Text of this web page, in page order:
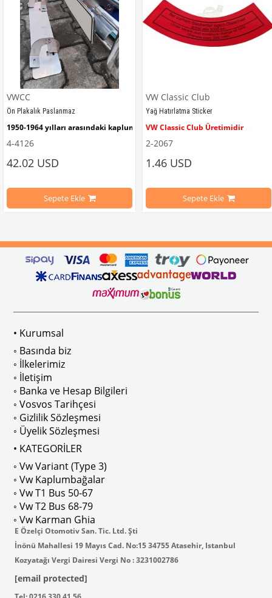
sürüş esnasında doğrudan gelen güneş ışığını keserek görüş
isteyenler için tercih edilir.
Ghia Modelleri İle Uyumludur
: AC711500 / 80500
VWCC
Ön Plakalık Paslanmaz
1950-1964 yılları arasındaki kaplumbağa modelleri ile uyumludur.
VWC Parça No: 4-4126
4-4126
42.02 USD
Sepete Ekle
VW Classic Club
Yağ Hatırlatma Sticker
VW Classic Club Üretimidir
1960-1967 Yılları Arasındaki T1
1968-1979 Yılları Arasındaki T2
2-2067
1.46 USD
Sepete Ekle
• Kurumsal
◦ Basında biz
◦ İlkelerimiz
◦ İletişim
◦ Banka ve Hesap Bilgileri
◦ Vosvos Tarihçesi
◦ Gizlilik Sözleşmesi
◦ Üyelik Sözleşmesi
• KATEGORİLER
◦ Vw Variant (Type 3)
◦ Vw Kaplumbağalar
◦ Vw T1 Bus 50-67
◦ Vw T2 Bus 68-79
◦ Vw Karman Ghia
E Özelçi Otomotiv San. Tic. Ltd. Şti
İnönü Mahallesi 19 Mayıs Cad. No:15 34755 Atasehir, Istanbul
Kozyatağı Vergi Dairesi Vergi No : 3231002786
[email protected]